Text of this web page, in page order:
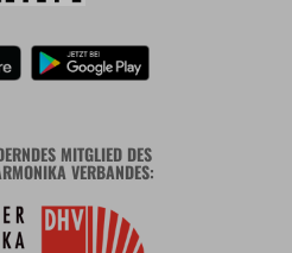
MITGLIED DES
VERBANDES: